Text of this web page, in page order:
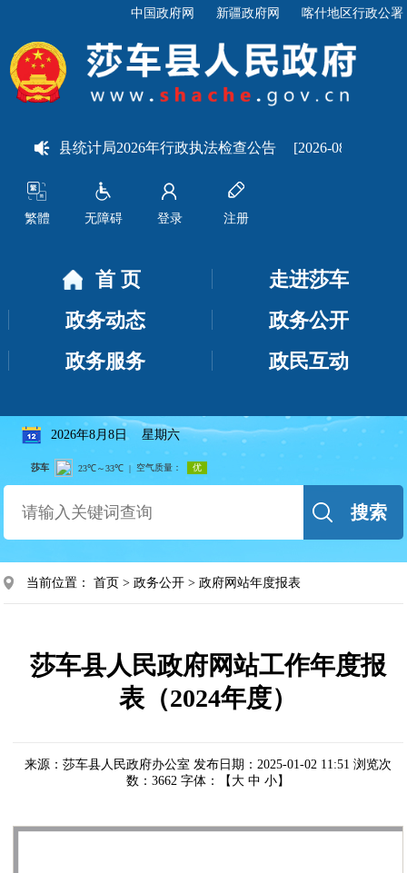
中国政府网 新疆政府网 喀什地区行政公署
莎车县统计局2026年行政执法检查公告 [2026-08-07]
繁體 无障碍 登录 注册
首 页
走进莎车
政务动态
政务公开
政务服务
政民互动
2026年8月8日 星期六
搜索
当前位置：首页 >政务公开 >政府网站年度报表
莎车县人民政府网站工作年度报
表（2024年度）
来源：莎车县人民政府办公室 发布日期：2025-01-02 11:51 浏览次
数： 3662 字体：【 大 中 小】